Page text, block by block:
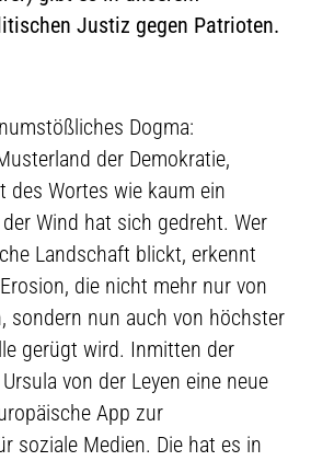
Justiz gegen Patrioten.
Dogma:
der Demokratie,
des Wortes wie kaum ein
Wind hat sich gedreht. Wer
Landschaft blickt, erkennt
die nicht mehr nur von
sondern nun auch von höchster
gerügt wird. Inmitten der
von der Leyen eine neue
App zur
soziale Medien. Die hat es in